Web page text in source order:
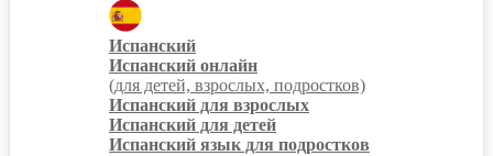
Испанский
Испанский онлайн
(для детей, взрослых, подростков)
Испанский для взрослых
Испанский для детей
Испанский язык для подростков